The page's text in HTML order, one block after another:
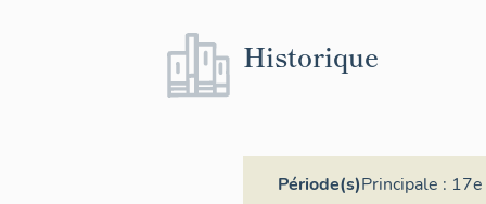
Historique
Période(s)Principale :